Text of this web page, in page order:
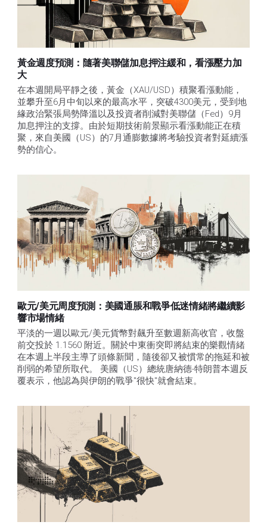
黃金週度預測：隨著美聯儲加息押注緩和，看漲壓力加
大
在本週開局平靜之後，黃金（XAU/USD）積聚看漲動能，
並攀升至6月中旬以來的最高水平，突破4300美元，受到地
緣政治緊張局勢降溫以及投資者削減對美聯儲（Fed）9月
加息押注的支撐。由於短期技術前景顯示看漲動能正在積
聚，來自美國（US）的7月通膨數據將考驗投資者對延續漲
勢的信心。
歐元/美元周度預測：美國通脹和戰爭低迷情緒將繼續影
響市場情緒
平淡的一週以歐元/美元貨幣對飆升至數週新高收官，收盤
前交投於 1.1560 附近。關於中東衝突即將結束的樂觀情緒
在本週上半段主導了頭條新聞，隨後卻又被慣常的拖延和被
削弱的希望所取代。 美國（US）總統唐納德-特朗普本週反
覆表示，他認為與伊朗的戰爭"很快"就會結束。